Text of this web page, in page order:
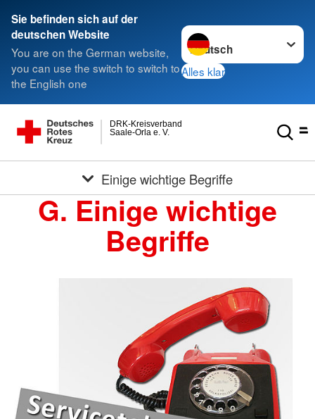
Sie befinden sich auf der
deutschen Website
You are on the German website,
you can use the switch to switch to
the English one
Sprache wechseln zu
Alles klar
Saale-Orla e. V.
DRK-Kreisverband
Einige wichtige Begriffe
G. Einige wichtige
Begriffe